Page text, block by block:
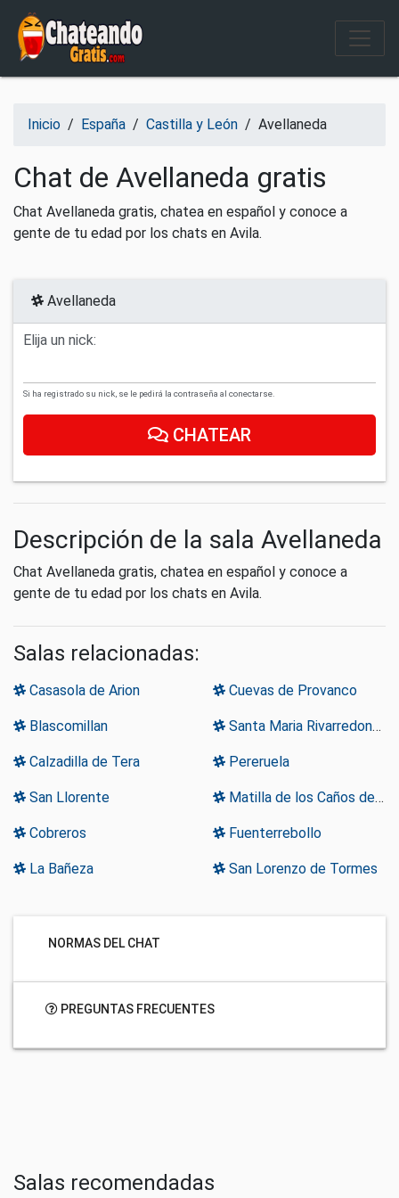
Salir del contenido
Inicio / España / Castilla y León / Avellaneda
Chat de Avellaneda gratis
Chat Avellaneda gratis, chatea en español y conoce a
gente de tu edad por los chats en Avila.
Avellaneda
Elija un nick:
Si ha registrado su nick, se le pedirá la contraseña al conectarse.
CHATEAR
Descripción de la sala Avellaneda
Chat Avellaneda gratis, chatea en español y conoce a
gente de tu edad por los chats en Avila.
Salas relacionadas:
Casasola de Arion Cuevas de Provanco
Blascomillan Santa Maria Rivarredonda
Calzadilla de Tera Pereruela
San Llorente Matilla de los Caños del Rio
Cobreros Fuenterrebollo
La Bañeza San Lorenzo de Tormes
NORMAS DEL CHAT
PREGUNTAS FRECUENTES
Salas recomendadas